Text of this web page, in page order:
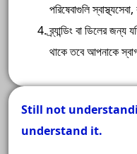
পরিষেবাগুলি
ব্র্যান্ডিং বা ডিলের
থাকে তবে আপনাকে
Still not
understand it.